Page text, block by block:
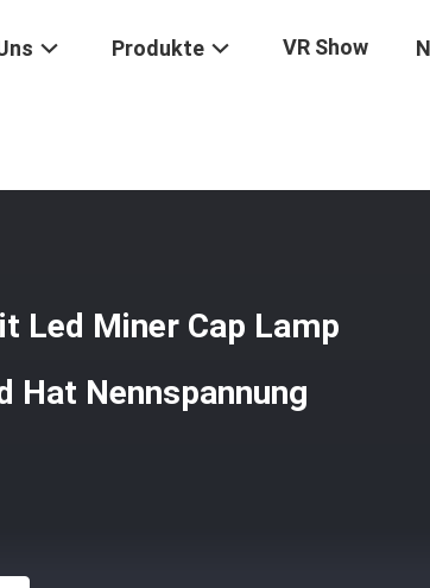
Produkte VR Show
Led Miner Cap Lamp
Hat Nennspannung